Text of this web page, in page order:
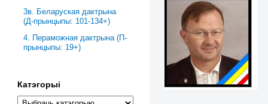
3в. Беларуская дактрына
(Д-прынцыпы: 101-134+)
4. Пераможная дактрына (П-
прынцыпы: 19+)
Катэгорыі